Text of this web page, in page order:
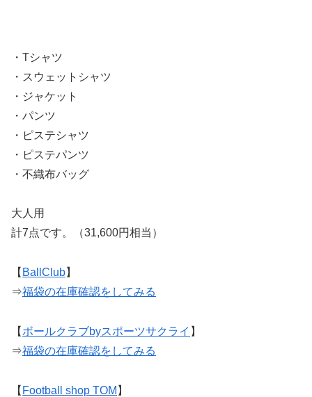
・Tシャツ
・スウェットシャツ
・ジャケット
・パンツ
・ピステシャツ
・ピステパンツ
・不織布バッグ
大人用
計7点です。（31,600円相当）
【 BallClub】
⇒福袋の在庫確認をしてみる
【 ボールクラブbyスポーツサクライ 】
⇒福袋の在庫確認をしてみる
【 Football shop TOM 】